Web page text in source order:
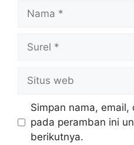
Nama
Surel
Situs
web
Simpan nama,
pada peramban ini
berikutnya.